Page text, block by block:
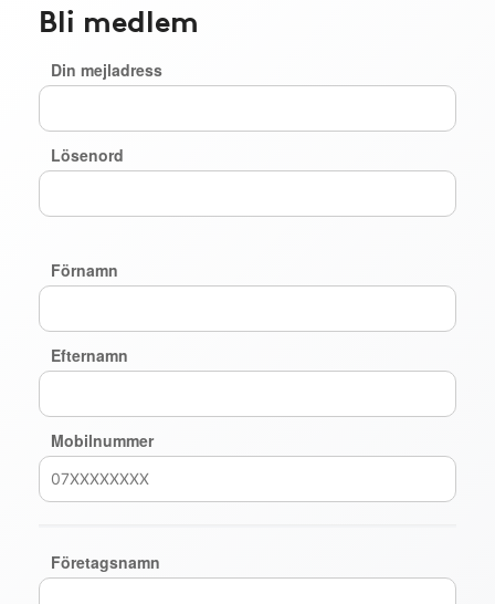
Bli medlem
Din mejladress
Lösenord
Förnamn
Efternamn
Mobilnummer
Företagsnamn